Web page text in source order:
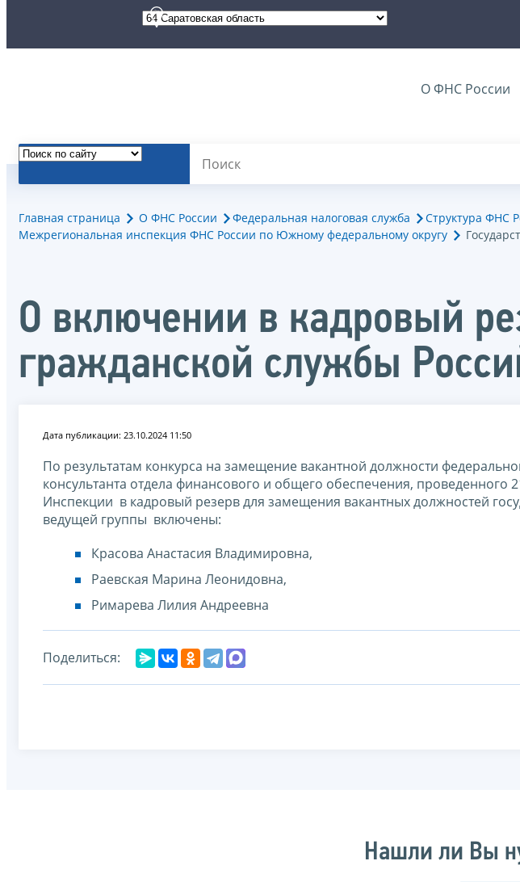
О ФНС России
Главная страница О ФНС России Федеральная налоговая служба Структура ФНС
Межрегиональная инспекция ФНС России по Южному федеральному округу
О включении в кадровый
гражданской службы
Дата публикации: 23.10.2024 11:50
По результатам конкурса на замещение вакантной должности
консультанта отдела финансового и общего обеспечения, проведенного
Инспекции в кадровый резерв для замещения вакантных должностей
ведущей группы включены:
Красова Анастасия Владимировна,
Раевская Марина Леонидовна,
Римарева Лилия Андреевна
Поделиться:
Нашли ли Вы